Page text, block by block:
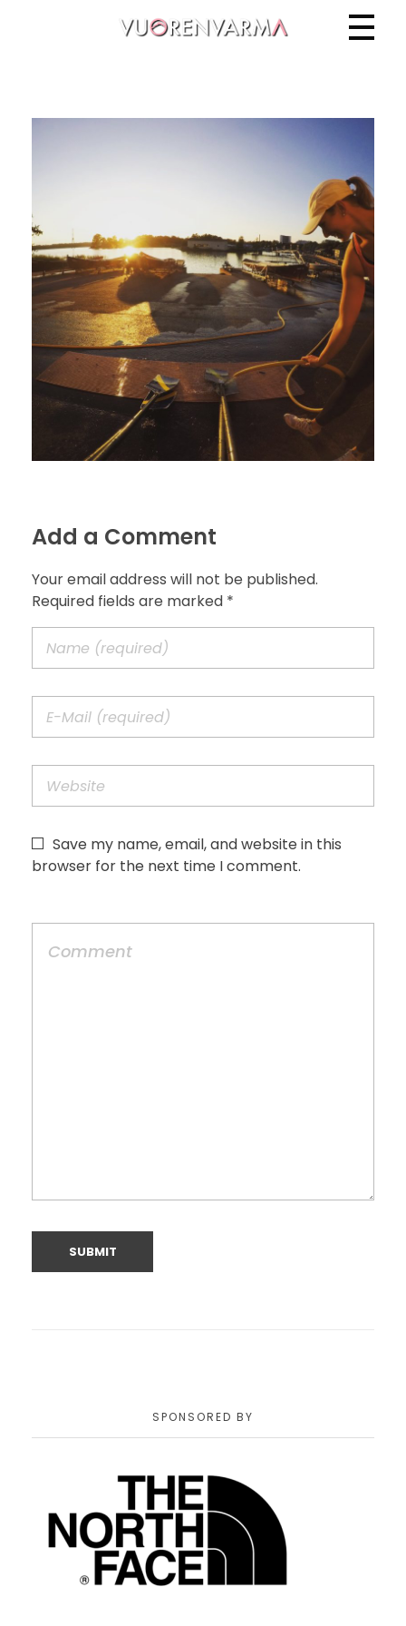
Add a Comment
Your email address will not be published.
Required fields are marked *
Save my name, email, and website in this
browser for the next time I comment.
SPONSORED BY